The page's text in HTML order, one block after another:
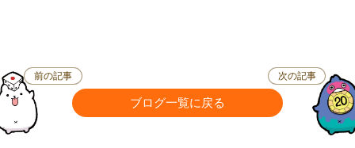
前の記事
ブログ一覧に戻る
次の記事